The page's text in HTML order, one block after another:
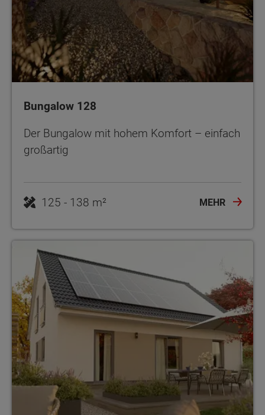
Bungalow 128
Der Bungalow mit hohem Komfort – einfach
großartig
125 - 138 m² MEHR